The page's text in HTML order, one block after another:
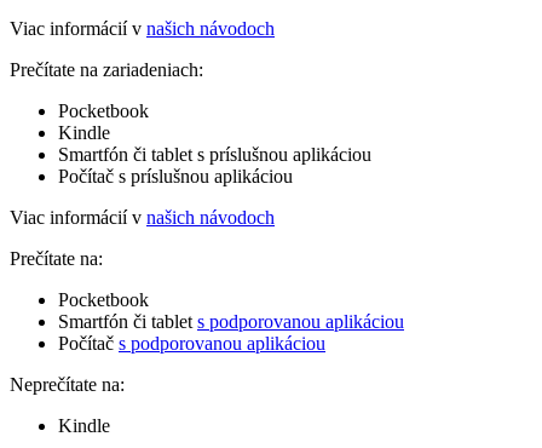
Viac informácií v našich návodoch
Prečítate na zariadeniach:
Pocketbook
Kindle
Smartfón či tablet s príslušnou aplikáciou
Počítač s príslušnou aplikáciou
Viac informácií v našich návodoch
Prečítate na:
Pocketbook
Smartfón či tablet s podporovanou aplikáciou
Počítač s podporovanou aplikáciou
Neprečítate na:
Kindle